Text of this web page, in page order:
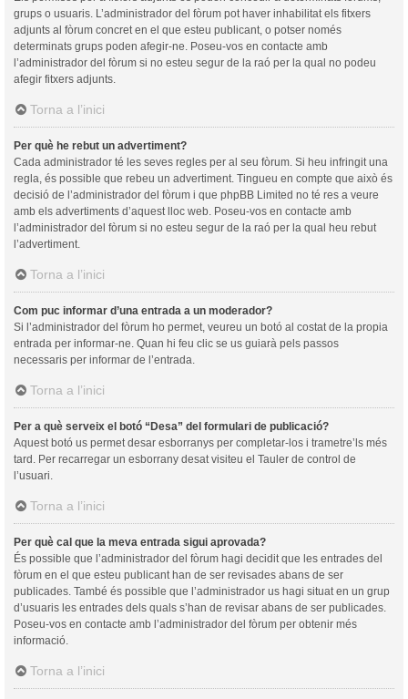
grups o usuaris. L’administrador del fòrum pot haver inhabilitat els fitxers
adjunts al fòrum concret en el que esteu publicant, o potser només
determinats grups poden afegir-ne. Poseu-vos en contacte amb
l’administrador del fòrum si no esteu segur de la raó per la qual no podeu
afegir fitxers adjunts.
Torna a l’inici
Per què he rebut un advertiment?
Cada administrador té les seves regles per al seu fòrum. Si heu infringit una
regla, és possible que rebeu un advertiment. Tingueu en compte que això és
decisió de l’administrador del fòrum i que phpBB Limited no té res a veure
amb els advertiments d’aquest lloc web. Poseu-vos en contacte amb
l’administrador del fòrum si no esteu segur de la raó per la qual heu rebut
l’advertiment.
Torna a l’inici
Com puc informar d’una entrada a un moderador?
Si l’administrador del fòrum ho permet, veureu un botó al costat de la propia
entrada per informar-ne. Quan hi feu clic se us guiarà pels passos
necessaris per informar de l’entrada.
Torna a l’inici
Per a què serveix el botó “Desa” del formulari de publicació?
Aquest botó us permet desar esborranys per completar-los i trametre’ls més
tard. Per recarregar un esborrany desat visiteu el Tauler de control de
l’usuari.
Torna a l’inici
Per què cal que la meva entrada sigui aprovada?
És possible que l’administrador del fòrum hagi decidit que les entrades del
fòrum en el que esteu publicant han de ser revisades abans de ser
publicades. També és possible que l’administrador us hagi situat en un grup
d’usuaris les entrades dels quals s’han de revisar abans de ser publicades.
Poseu-vos en contacte amb l’administrador del fòrum per obtenir més
informació.
Torna a l’inici